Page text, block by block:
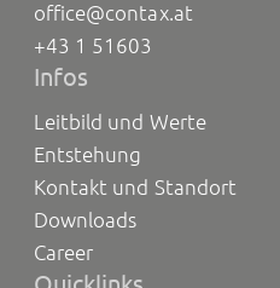
office@contax.at
+43 1 51603
Infos
Leitbild und Werte
Entstehung
Kontakt und Standort
Downloads
Career